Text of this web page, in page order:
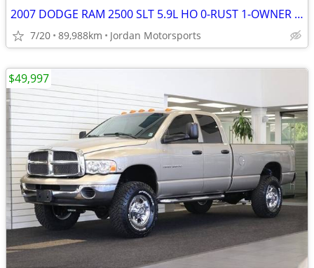
2007 DODGE RAM 2500 SLT 5.9L HO 0-RUST 1-OWNER 89K 3500 2006 2005 2004
7/20 89,988km Jordan Motorsports
$49,997